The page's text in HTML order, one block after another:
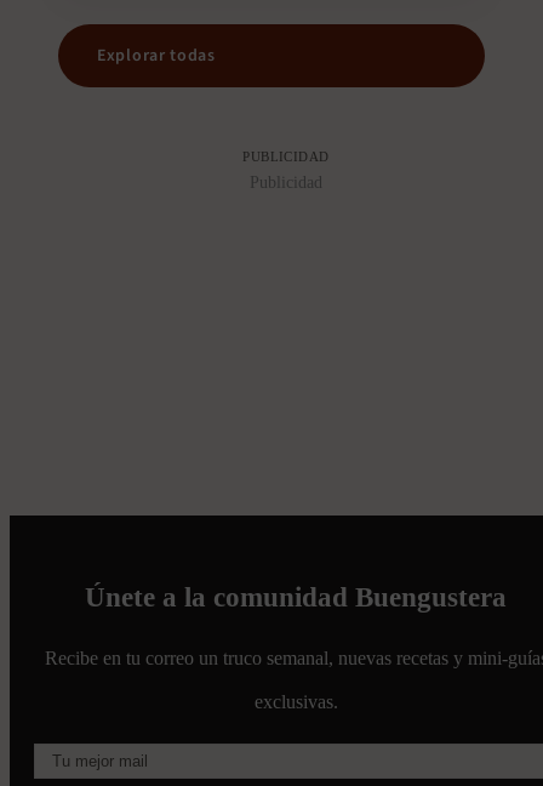
Explorar todas
PUBLICIDAD
Publicidad
Únete a la comunidad Buengustera
Recibe en tu correo un truco semanal, nuevas recetas y mini-
exclusivas.